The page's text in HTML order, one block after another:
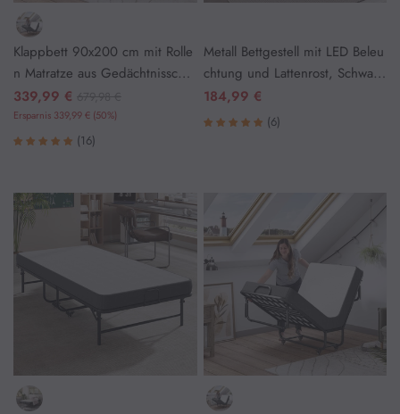
Klappbett 90x200 cm mit Rolle
n Matratze aus Gedächtnisscha
um Reisebett
339,99 €
Ersparnis 339,99 € (50%)
(16)
Metall Bettgestell mit LED Beleu
chtung und Lattenrost, Schwarz
(ohne matratze)
184,99 €
(6)
Couchtisch
Schuhschrank
Badezimmermöbel
Badregale & Badezimmerschrank